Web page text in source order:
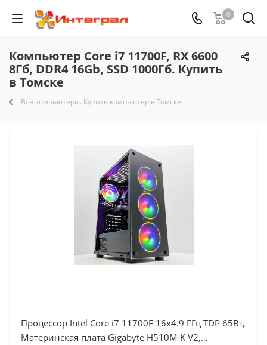
0
Компьютер Core i7 11700F, RX 6600
8Гб, DDR4 16Gb, SSD 1000Гб. Купить
в Томске
Все компьютеры. Купить компьютер в Томске
Процессор Intel Core i7 11700F 16x4.9 ГГц TDP 65Вт,
Материнская плата Gigabyte H510M K V2,